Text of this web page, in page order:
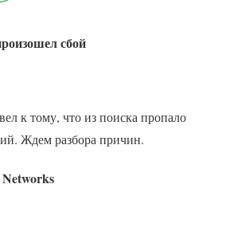
сбой
к тому, что из поиска пропало
Ждем разбора причин.